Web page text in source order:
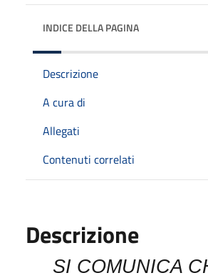
INDICE DELLA PAGINA
Descrizione
A cura di
Allegati
Contenuti correlati
Descrizione
SI COMUNICA